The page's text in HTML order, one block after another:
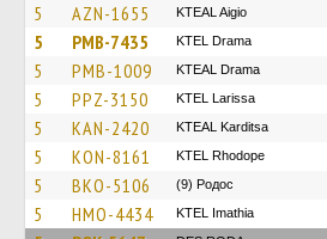
5 AZN-1655 KTEAL Aigio
5 PMB-7435 KTEL Drama
5 PMB-1009 KTEAL Drama
5 PPZ-3150 KTEL Larissa
5 KAN-2420 KTEAL Karditsa
5 KON-8161 KTEL Rhodope
5 BKO-5106 (9) Родос
5 HMO-4434 KTEL Imathia